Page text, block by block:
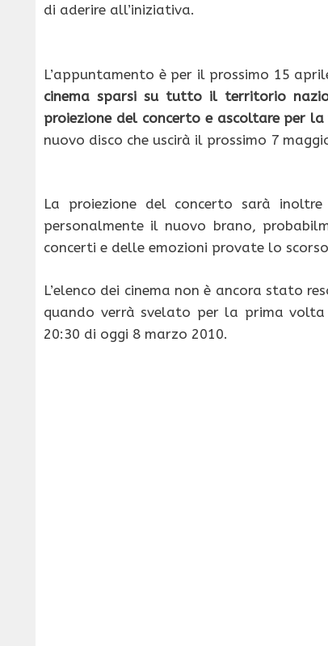
di aderire all’iniziativa.
L’appuntamento è per il prossimo 15
cinema sparsi su tutto il territorio
proiezione del concerto e ascoltare per
nuovo disco che uscirà il prossimo 7
La proiezione del concerto sarà
personalmente il nuovo brano,
concerti e delle emozioni provate lo
L’elenco dei cinema non è ancora stato
quando verrà svelato per la prima
20:30 di oggi 8 marzo 2010.